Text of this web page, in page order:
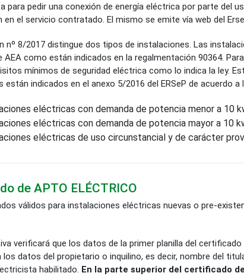
para pedir una conexión de energía eléctrica por parte del
en el servicio contratado. El mismo se emite vía web del
nº 8/2017 distingue dos tipos de instalaciones. Las
AEA como están indicados en la regalmentación 90364.
mínimos de seguridad eléctrica como lo indica la ley.
están indicados en el anexo 5/2016 del ERSeP de acuerdo
eléctricas con demanda de potencia menor a 10
eléctricas con demanda de potencia mayor a 10
eléctricas de uso circunstancial y de carácter
de APTO ELÉCTRICO
válidos para instalaciones eléctricas nuevas o pre-
verificará que los datos de la primer planilla del
datos del propietario o inquilino, es decir, nombre del
habilitado. En la parte superior del certificado